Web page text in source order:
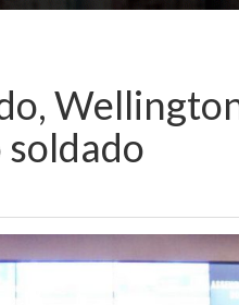
soldado